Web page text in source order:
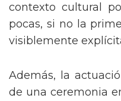
contexto cultural
pocas, si no la
visiblemente
Además, la
de una ceremonia